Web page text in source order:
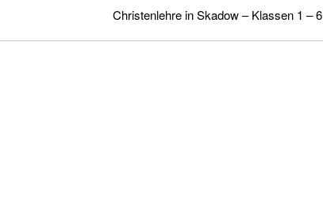
Christenlehre in Skadow – Klassen 1 – 6